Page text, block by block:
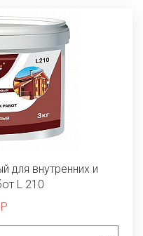
для внутренних и
L 210